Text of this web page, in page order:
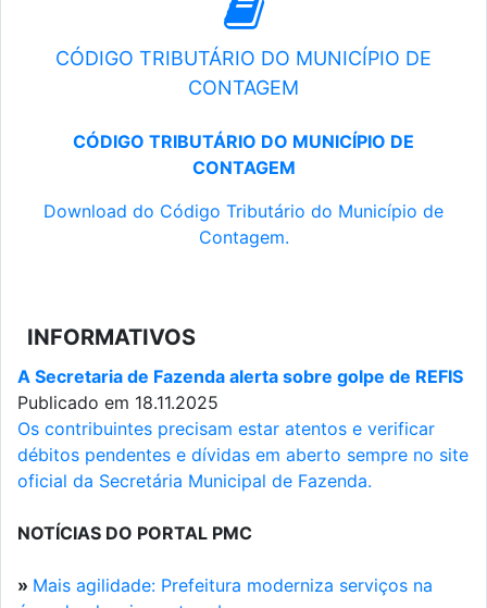
CÓDIGO TRIBUTÁRIO DO MUNICÍPIO DE
CONTAGEM
CÓDIGO TRIBUTÁRIO DO MUNICÍPIO DE
CONTAGEM
Download do Código Tributário do Município de
Contagem.
INFORMATIVOS
A Secretaria de Fazenda alerta sobre golpe de REFIS
Publicado em 18.11.2025
Os contribuintes precisam estar atentos e verificar
débitos pendentes e dívidas em aberto sempre no site
oficial da Secretária Municipal de Fazenda.
NOTÍCIAS DO PORTAL PMC
» Mais agilidade: Prefeitura moderniza serviços na